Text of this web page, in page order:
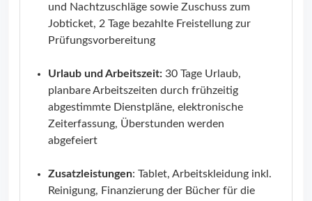
und Nachtzuschläge sowie Zuschuss zum
Jobticket, 2 Tage bezahlte Freistellung zur
Prüfungsvorbereitung
Urlaub und Arbeitszeit: 30 Tage Urlaub,
planbare Arbeitszeiten durch frühzeitig
abgestimmte Dienstpläne, elektronische
Zeiterfassung, Überstunden werden
abgefeiert
Zusatzleistungen: Tablet, Arbeitskleidung inkl.
Reinigung, Finanzierung der Bücher für die